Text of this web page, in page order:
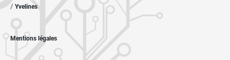
/ Yvelines
Mentions légales